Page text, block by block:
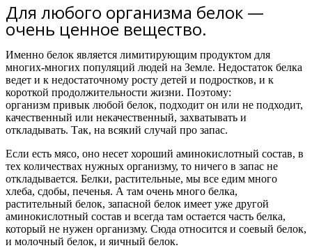
Для любого организма белок —
очень ценное вещество.
Именно белок является лимитирующим продуктом для
многих-многих популяций людей на Земле. Недостаток белка
ведет и к недостаточному росту детей и подростков, и к
короткой продолжительности жизни. Поэтому:
организм привык любой белок, подходит он или не подходит,
качественный или некачественный, захватывать и
откладывать. Так, на всякий случай про запас.
Если есть мясо, оно несет хороший аминокислотный состав, в
тех количествах нужных организму, то ничего в запас не
откладывается. Белки, растительные, мы все едим много
хлеба, сдобы, печенья. А там очень много белка,
растительный белок, запасной белок имеет уже другой
аминокислотный состав и всегда там остается часть белка,
который не нужен организму. Сюда относится и соевый белок,
и молочный белок, и яичный белок.